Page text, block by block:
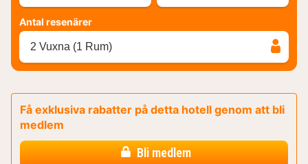
Antal resenärer
2 Vuxna (1 Rum)
Få exklusiva rabatter på detta hotell genom att bli
medlem
Bli medlem